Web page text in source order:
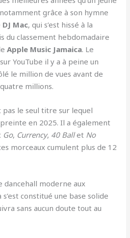
grâce à son hymne
DJ Mac, qui s’est hissé à la
du classement hebdomadaire
Apple Music Jamaica. Le
YouTube il y a à peine un
le million de vues avant de
millions.
pas le seul titre sur lequel
en 2025. Il a également
Go, Currency, 40 Ballet No
morceaux cumulent plus de 12
dancehall moderne aux
constitué une base solide
sans aucun doute tout au